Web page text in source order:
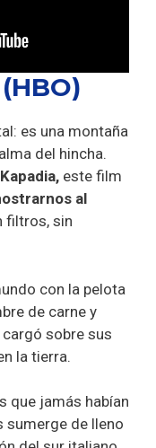
es una montaña
del hincha.
este film
al
filtros, sin
con la pelota
de carne y
sobre sus
la tierra.
que jamás habían
sumerge de lleno